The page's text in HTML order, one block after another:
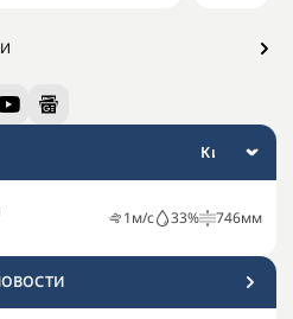
1м/с 33% 746мм